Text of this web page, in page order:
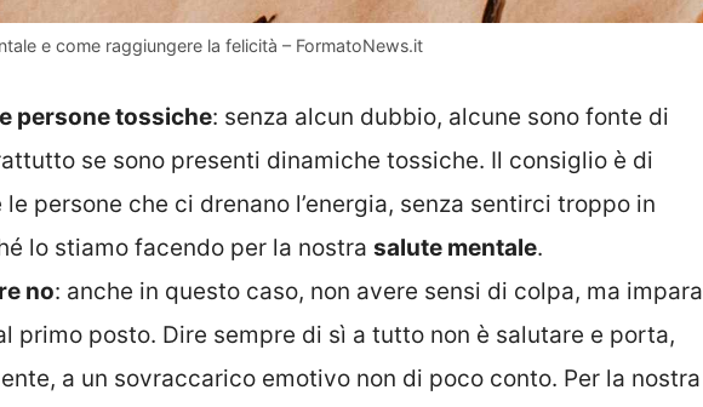
e come raggiungere la felicità – FormatoNews.it
persone tossiche: senza alcun dubbio, alcune sono fonte di
se sono presenti dinamiche tossiche. Il consiglio è di
le persone che ci drenano l’energia, senza sentirci troppo in
lo stiamo facendo per la nostra salute mentale.
no: anche in questo caso, non avere sensi di colpa, ma impara
primo posto. Dire sempre di sì a tutto non è salutare e porta,
a un sovraccarico emotivo non di poco conto. Per la nostra